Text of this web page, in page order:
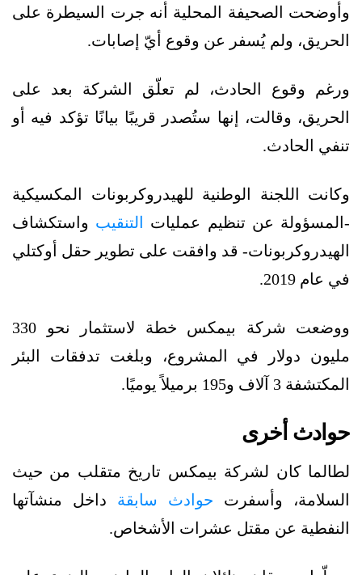
وأوضحت الصحيفة المحلية أنه جرت السيطرة على
الحريق، ولم يُسفر عن وقوع أيّ إصابات.
ورغم وقوع الحادث، لم تعلّق الشركة بعد على
الحريق، وقالت، إنها ستُصدر قريبًا بيانًا تؤكد فيه أو
تنفي الحادث.
وكانت اللجنة الوطنية للهيدروكربونات المكسيكية
-المسؤولة عن تنظيم عمليات التنقيب واستكشاف
الهيدروكربونات- قد وافقت على تطوير حقل أوكتلي
في عام 2019.
ووضعت شركة بيمكس خطة لاستثمار نحو 330
مليون دولار في المشروع، وبلغت تدفقات البئر
المكتشفة 3 آلاف و195 برميلاً يوميًا.
حوادث أخرى
لطالما كان لشركة بيمكس تاريخ متقلب من حيث
السلامة، وأسفرت حوادث سابقة داخل منشآتها
النفطية عن مقتل عشرات الأشخاص.